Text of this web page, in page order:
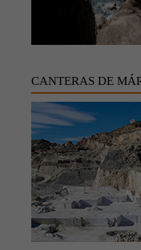
CANTERAS DE